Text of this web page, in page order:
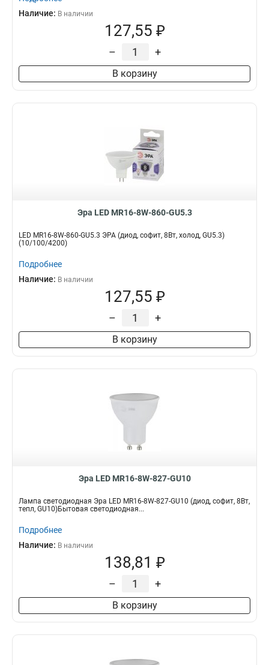
Наличие: В наличии
127,55 ₽
– +
В корзину
Эра LED MR16-8W-860-GU5.3
LED MR16-8W-860-GU5.3 ЭРА (диод, софит, 8Вт, холод, GU5.3)
(10/100/4200)
Подробнее
Наличие: В наличии
127,55 ₽
– +
В корзину
Эра LED MR16-8W-827-GU10
Лампа светодиодная Эра LED MR16-8W-827-GU10 (диод, софит, 8Вт,
тепл, GU10)Бытовая светодиодная...
Подробнее
Наличие: В наличии
138,81 ₽
– +
В корзину